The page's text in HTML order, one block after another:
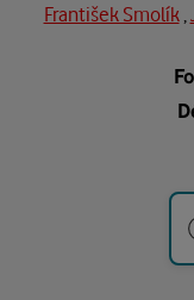
František Smolík,